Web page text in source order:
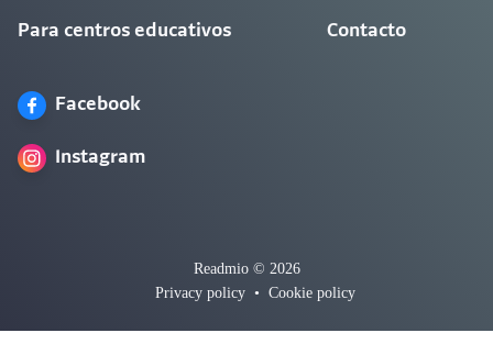
Para centros educativos Contacto
Facebook
Instagram
Readmio © 2026
Privacy policy • Cookie policy